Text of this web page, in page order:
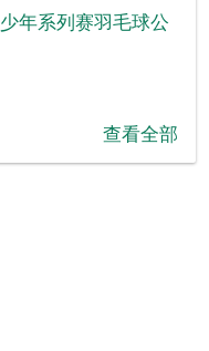
年系列赛羽毛球公
查看全部